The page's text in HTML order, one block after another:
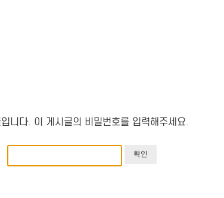
니다. 이 게시글의 비밀번호를 입력해주세요.